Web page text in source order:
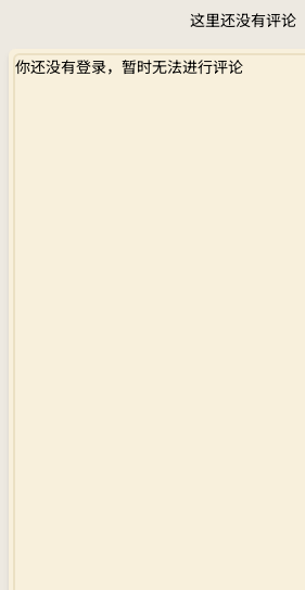
这里还没有评论
你还没有登录，暂时无法进行评论